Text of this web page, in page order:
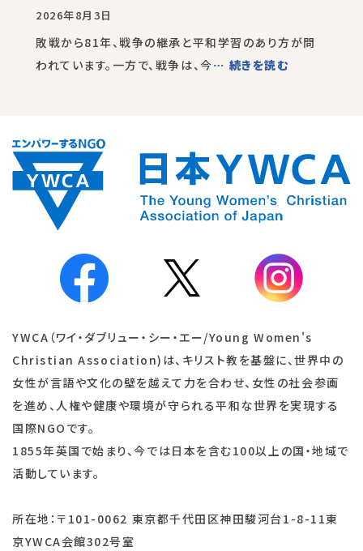
2026年8月3日
敗戦から81年、戦争の継承と平和学習のあり方が問
われています。一方で、戦争は、今… 続きを読む
YWCA（ワイ・ダブリュー・シー・エー/Young Women's
Christian Association)は、キリスト教を基盤に、世界中の
女性が言語や文化の壁を越えて力を合わせ、女性の社会参画
を進め、人権や健康や環境が守られる平和な世界を実現する
国際NGOです。
1855年英国で始まり、今では日本を含む100以上の国・地域で
活動しています。
所在地：〒101-0062 東京都千代田区神田駿河台1-8-11東
京YWCA会館302号室